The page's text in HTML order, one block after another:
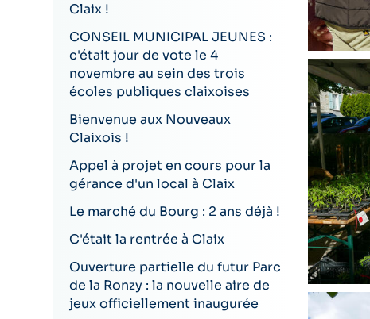
Claix !
CONSEIL MUNICIPAL JEUNES :
c'était jour de vote le 4
novembre au sein des trois
écoles publiques claixoises
Bienvenue aux Nouveaux
Claixois !
Appel à projet en cours pour la
gérance d'un local à Claix
Le marché du Bourg : 2 ans déjà !
C'était la rentrée à Claix
Ouverture partielle du futur Parc
de la Ronzy : la nouvelle aire de
jeux officiellement inaugurée